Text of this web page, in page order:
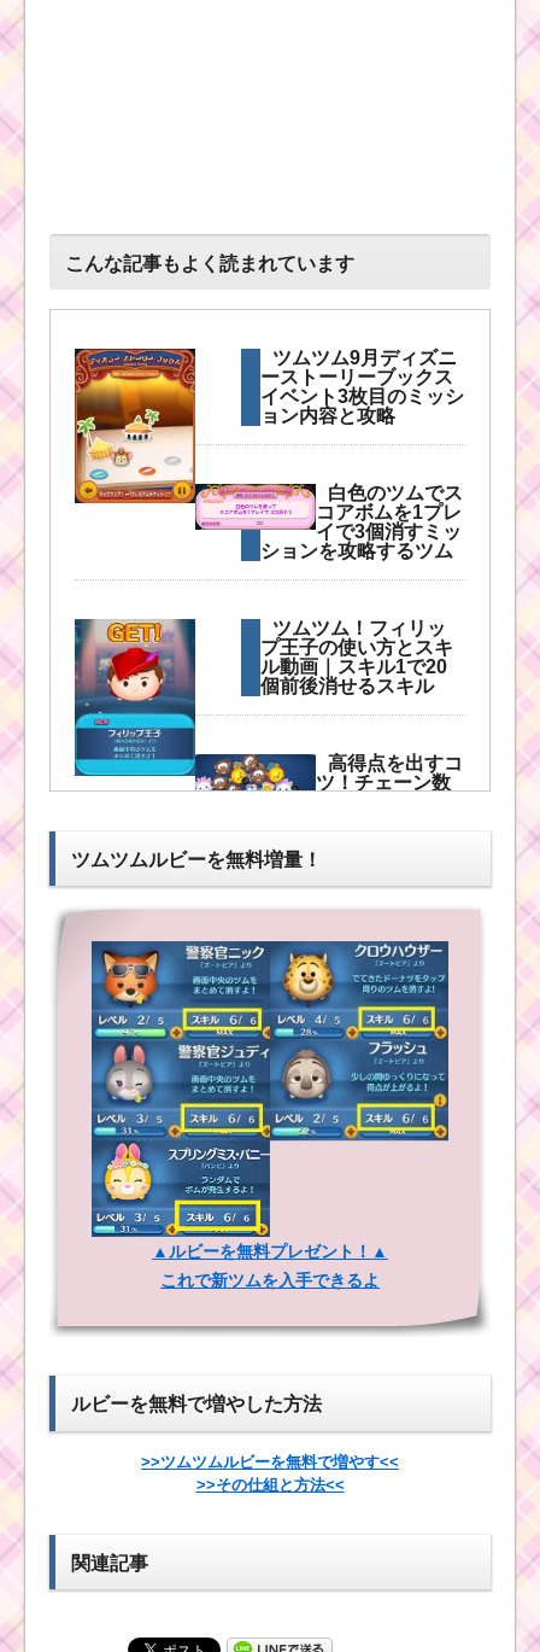
デ
をだすには？
方とスキル動画
高得点を出すコ
ツ
ツ
ム
グミスバニーの使い方
とスキル動画｜大きな
ボムが発生し大ツムと
してカウントされる
高得点を出すコツ！コ
ンボ数と高得点の関係
について
ツムツム！さむがりピ
グレットの使い方とス
キル動画｜コンボ数と
タイムボムを稼げるキ
ツムツムキャラ
クター！レイの
基礎情報とスキ
ル画像･高得点を
だすには？
ム
こんな記事もよく読まれています
ツムツム9月ディズニ
ーストーリーブックス
イベント3枚目のミッシ
ョン内容と攻略
白色のツムでス
コアボムを1プレ
イで3個消すミッ
ションを攻略するツム
ツムツム！フィリッ
プ王子の使い方とスキ
ル動画｜スキル1で20
個前後消せるスキル
高得点を出すコ
ツ！チェーン数
動画｜ツム変化系の中
では強い
ツムツム！蒸気
船ピートの使い
方とスキル動画
高得点を出すコ
ツ
ツムツム7月海賊のお
宝探しイベント2枚目の
使い方とスキル動画｜
ツム消去とボム発生ス
キルを併せ持つ最強ス
キル
スキル画像･高得点をだ
ツムツムルビーを無料増量！
▲ルビーを無料プレゼント！▲
これで新ツムを入手できるよ
ルビーを無料で増やした方法
>>ツムツムルビーを無料で増やす<<
>>その仕組と方法<<
関連記事